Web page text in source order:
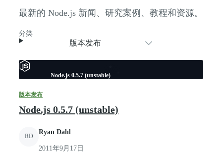
最新的 Node.js 新闻、研究案例、教程和资源。
分类
版本发布
Node.js 0.5.7 (unstable)
版本发布
Node.js 0.5.7 (unstable)
RD
Ryan Dahl
2011年9月17日